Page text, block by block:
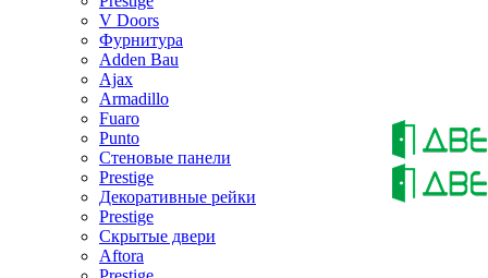
V Doors
Фурнитура
Adden Bau
Ajax
Armadillo
Fuaro
Punto
Стеновые панели
Prestige
Декоративные рейки
Prestige
Скрытые двери
Aftora